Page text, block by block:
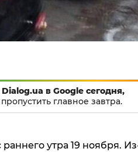
в Google сегодня,
главное завтра.
утра 19 ноября.